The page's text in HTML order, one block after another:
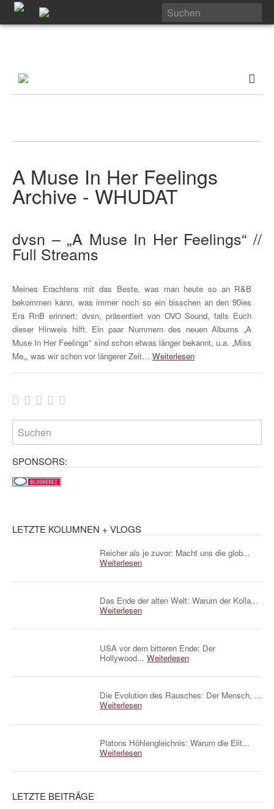
A Muse In Her Feelings
Archive - WHUDAT
dvsn – „A Muse In Her Feelings“ //
Full Streams
Meines Erachtens mit das Beste, was man heute so an R&B
bekommen kann, was immer noch so ein bisschen an den 90ies
Era RnB erinnert: dvsn, präsentiert von OVO Sound, falls Euch
dieser Hinweis hilft. Ein paar Nummern des neuen Albums „A
Muse In Her Feelings“ sind schon etwas länger bekannt, u.a. „Miss
Me„, was wir schon vor längerer Zeit… Weiterlesen
SPONSORS:
LETZTE KOLUMNEN + VLOGS
Reicher als je zuvor: Macht uns die glob...
Weiterlesen
Das Ende der alten Welt: Warum der Kolla...
Weiterlesen
USA vor dem bitteren Ende: Der
Hollywood... Weiterlesen
Die Evolution des Rausches: Der Mensch, ...
Weiterlesen
Platons Höhlengleichnis: Warum die Elit...
Weiterlesen
LETZTE BEITRÄGE